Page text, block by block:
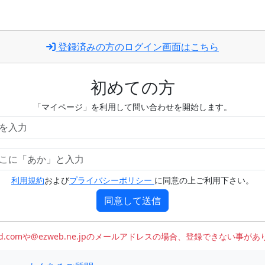
登録済みの方のログイン画面はこちら
初めての方
「マイページ」を利用して問い合わせを開始します。
利用規約およびプライバシーポリシー に同意の上ご利用下さい。
同意して送信
や@ezweb.ne.jpのメールアドレスの場合、登録できない事があ